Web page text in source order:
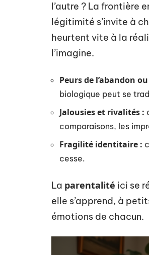
l’autre ? La frontière
légitimité s’invite à
heurtent vite à la
l’imagine.
Peurs de l’abandon
biologique peut se
Jalousies et rivalités :
comparaisons, les
Fragilité identitaire :
cesse.
La parentalité ici se
elle s’apprend, à
émotions de chacun.